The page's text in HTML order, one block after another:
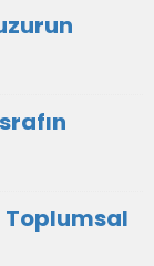
Toplumsal